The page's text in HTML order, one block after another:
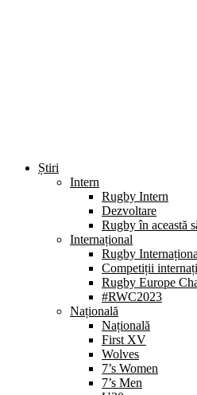
Știri
Intern
Rugby Intern
Dezvoltare
Rugby în această
Internațional
Rugby
Competiții
Rugby Europe
#RWC2023
Națională
Națională
First XV
Wolves
7’s Women
7’s Men